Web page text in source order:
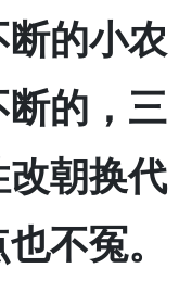
的小农
的，三
朝换代
不冤。